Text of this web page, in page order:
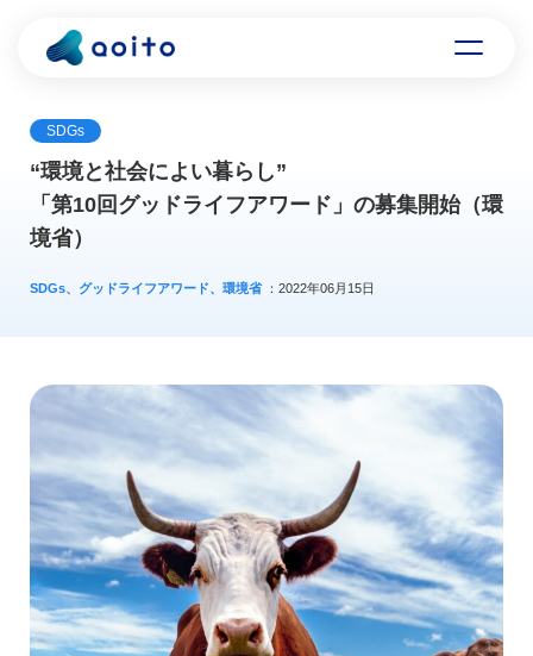
SDGs
“環境と社会によい暮らし”
「第10回グッドライフアワード」の募集開始（環
境省）
SDGs、グッドライフアワード、環境省：2022年06月15日